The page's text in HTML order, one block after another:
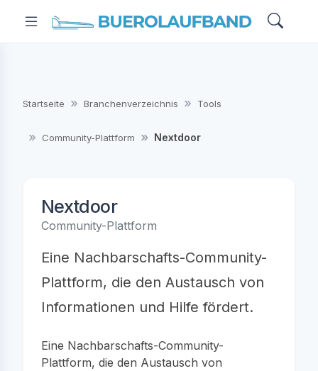
Startseite Branchenverzeichnis Tools
Community-Plattform Nextdoor
Nextdoor
Community-Plattform
Eine Nachbarschafts-Community-
Plattform, die den Austausch von
Informationen und Hilfe fördert.
Eine Nachbarschafts-Community-
Plattform, die den Austausch von